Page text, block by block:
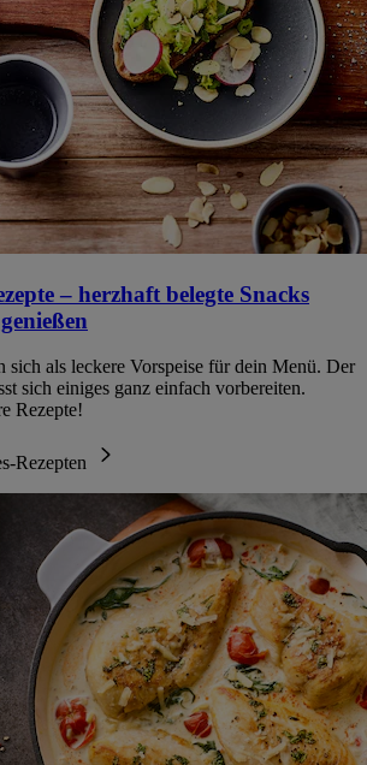
– herzhaft belegte Snacks
sich als leckere Vorspeise für dein Menü. Der
sich einiges ganz einfach vorbereiten.
Rezepte!
Rezepten